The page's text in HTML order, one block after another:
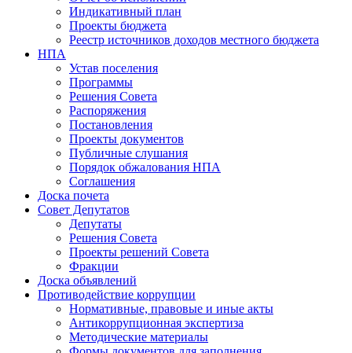
Индикативный план
Проекты бюджета
Реестр источников доходов местного бюджета
НПА
Устав поселения
Программы
Решения Совета
Распоряжения
Постановления
Проекты документов
Публичные слушания
Порядок обжалования НПА
Соглашения
Доска почета
Совет Депутатов
Депутаты
Решения Совета
Проекты решений Совета
Фракции
Доска объявлений
Противодействие коррупции
Нормативные, правовые и иные акты
Антикоррупционная экспертиза
Методические материалы